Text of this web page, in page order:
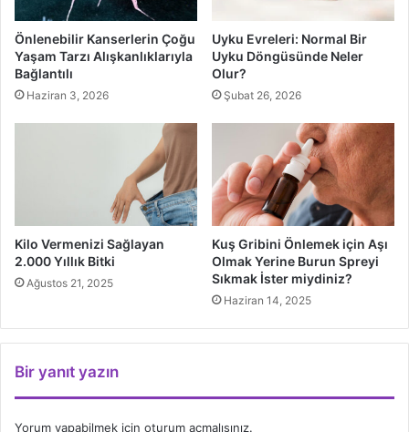
Önlenebilir Kanserlerin Çoğu
Yaşam Tarzı Alışkanlıklarıyla
Bağlantılı
Haziran 3, 2026
Uyku Evreleri: Normal Bir
Uyku Döngüsünde Neler
Olur?
Şubat 26, 2026
Kilo Vermenizi Sağlayan
2.000 Yıllık Bitki
Ağustos 21, 2025
Kuş Gribini Önlemek için Aşı
Olmak Yerine Burun Spreyi
Sıkmak İster miydiniz?
Haziran 14, 2025
Bir yanıt yazın
Yorum yapabilmek için oturum açmalısınız.